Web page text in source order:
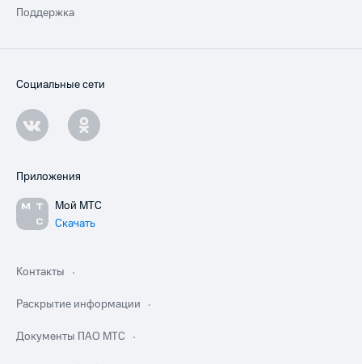
Поддержка
Социальные сети
Приложения
Мой МТС
Скачать
Контакты
Раскрытие информации
Документы ПАО МТС